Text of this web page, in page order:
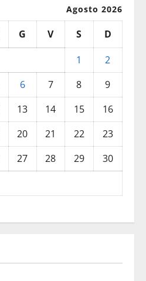
Agosto 2026
G V S
D
1
2
6 7 8
9
13 14 15
16
20 21 22
23
27 28 29
30